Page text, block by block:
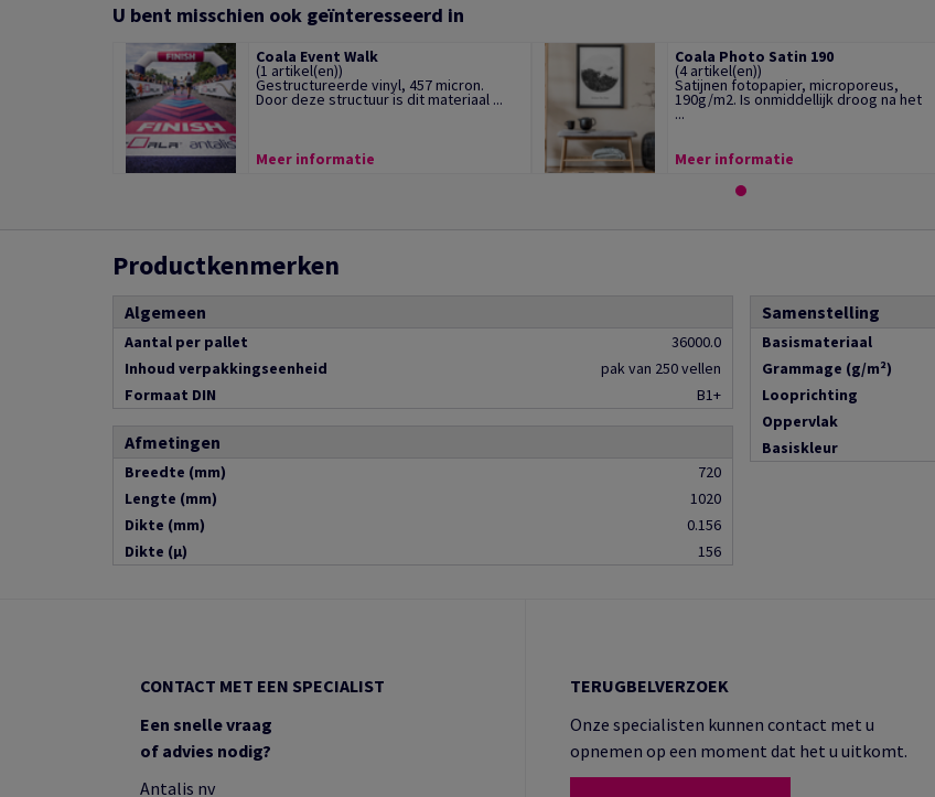
U bent misschien ook geïnteresseerd in
Coala Event Walk
(1 artikel(en))
Gestructureerde vinyl, 457 micron.
Door deze structuur is dit materiaal ...
Meer informatie
Coala Photo Satin 190
(4 artikel(en))
Satijnen fotopapier, microporeus,
190g/m2. Is onmiddellijk droog na het
...
Meer informatie
Productkenmerken
Algemeen
Aantal per pallet
36000.0
Inhoud verpakkingseenheid
pak van 250 vellen
Formaat DIN
B1+
Afmetingen
Breedte (mm)
720
Lengte (mm)
1020
Dikte (mm)
0.156
Dikte (µ)
156
Samenstelling
Basismateriaal
Grammage (g/m²)
Looprichting
Oppervlak
Basiskleur
CONTACT MET EEN SPECIALIST
Een snelle vraag
of advies nodig?
Antalis nv
TERUGBELVERZOEK
Onze specialisten kunnen contact met u
opnemen op een moment dat het u uitkomt.